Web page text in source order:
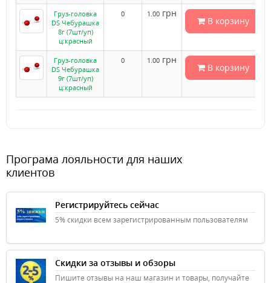
Груз-головка
DS Чебурашка
8г (7шт/уп)
ц:красный
0 1.00 грн
В корзину
Груз-головка
DS Чебурашка
9г (7шт/уп)
ц:красный
0 1.00 грн
В корзину
Програма лояльности для наших
клиентов
Регистрируйтесь сейчас
5% скидки всем зарегистрированным пользователям
Скидки за отзывы и обзоры
Пишите отзывы на наш магазин и товары, получайте